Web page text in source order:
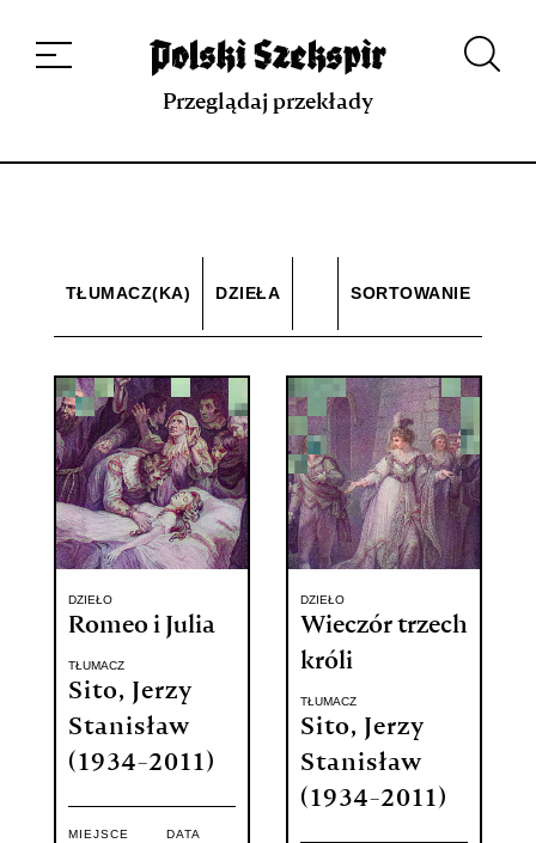
projekcie
Kontakt Indeks strony Aplikacja
Repozytorium XIX w.
Przeglądaj przekłady
TŁUMACZ(KA) DZIEŁA SORTOWANIE
DZIEŁO
Romeo i Julia
TŁUMACZ
Sito, Jerzy
Stanisław
(1934-2011)
MIEJSCE DATA
DZIEŁO
Wieczór trzech
króli
TŁUMACZ
Sito, Jerzy
Stanisław
(1934-2011)